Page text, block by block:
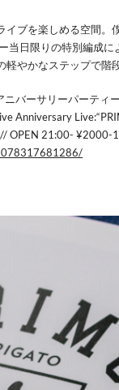
イブを楽しめる空間。
当日限りの特別編成に
軽やかなステップで階
バーサリーパーティ
Anniversary
// OPEN 21:00- ¥2000-